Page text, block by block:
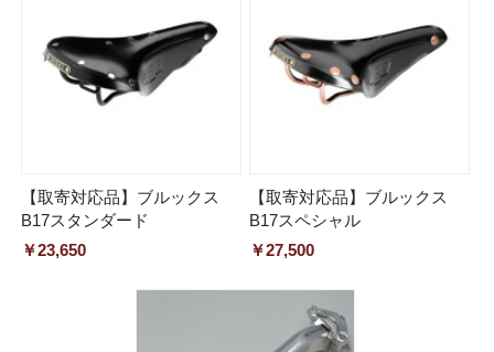
【取寄対応品】ブルックス
B17スタンダード
￥23,650
【取寄対応品】ブルックス
B17スペシャル
￥27,500